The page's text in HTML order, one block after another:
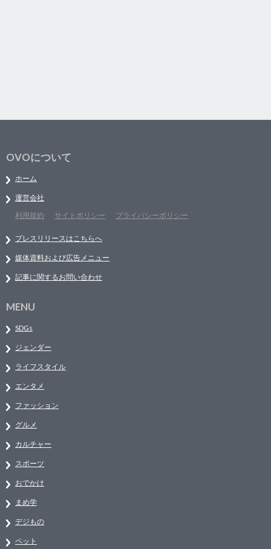
OVOについて
ホーム
運営会社
利用規約
サイトポリシー プライバシーポリシー
プレスリリースはこちらへ
媒体資料および広告メニュー
記事に関するお問い合わせ
MENU
SDGs
ジェンダー
ライフスタイル
エンタメ
ファッション
グルメ
カルチャー
スポーツ
おでかけ
まめ学
デジもの
ペット